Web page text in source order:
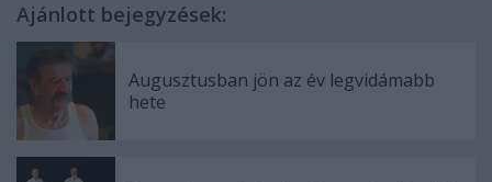
Ajánlott bejegyzések:
Augusztusban jön az év legvidámabb
hete